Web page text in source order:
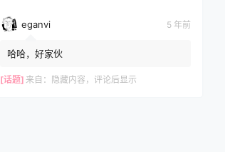
eganvi 5 年前
哈哈，好家伙
[话题] 来自： 隐藏内容，评论后显示